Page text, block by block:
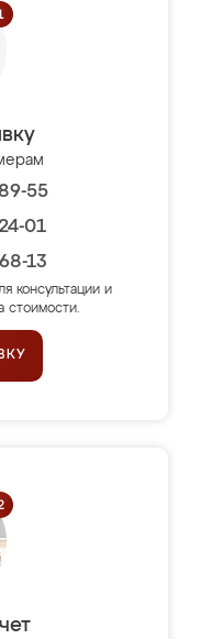
55
01
13
консультации и
стоимости.